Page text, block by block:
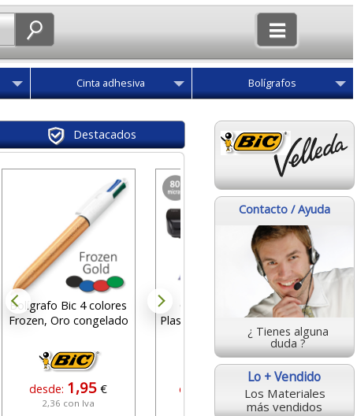
Cinta adhesiva Bolígrafos
Contacto / Ayuda
¿ Tienes alguna
duda ?
Lo + Vendido
Los Materiales
más vendidos
Destacados
Bolígrafo Bic 4 colores
Frozen, Oro congelado
desde: 1,95 €
2,36 con Iva
GBC Inspire+ A4
Plastificadora 80 micras
económica
desde: 26,74 €
32,36 con Iva
Folio
caja